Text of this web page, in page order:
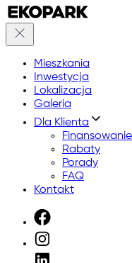
Mieszkania
Inwestycja
Lokalizacja
Galeria
Dla Klienta
Finansowanie
Rabaty
Porady
FAQ
Kontakt